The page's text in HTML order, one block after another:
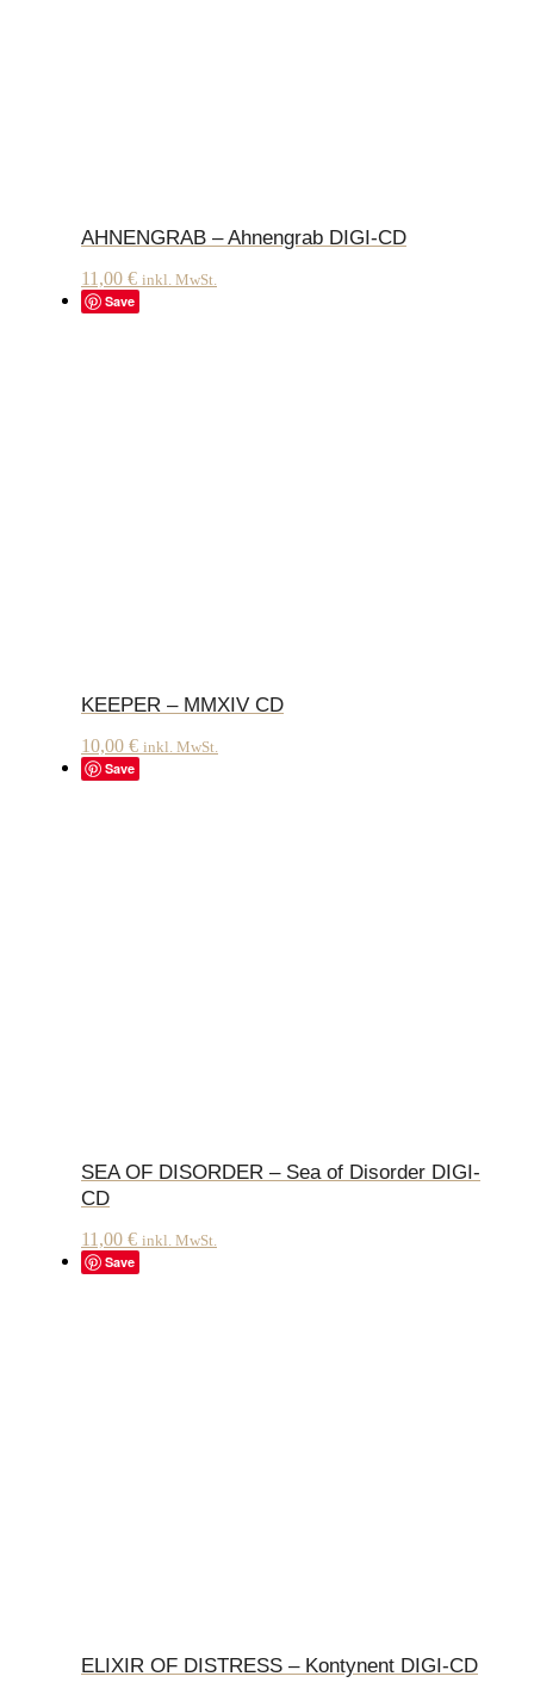
AHNENGRAB – Ahnengrab DIGI-CD
11,00 € inkl. MwSt.
Save
KEEPER – MMXIV CD
10,00 € inkl. MwSt.
Save
SEA OF DISORDER – Sea of Disorder DIGI-
CD
11,00 € inkl. MwSt.
Save
ELIXIR OF DISTRESS – Kontynent DIGI-CD